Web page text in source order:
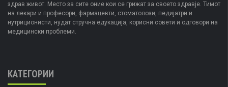
здрав живот. Место за сите оние кои се грижат за своето здравје. Тимот
на лекари и професори, фармацевти, стоматолози, педијатри и
нутриционисти, нудат стручна едукација, корисни совети и одговори на
медицински проблеми.
КАТЕГОРИИ